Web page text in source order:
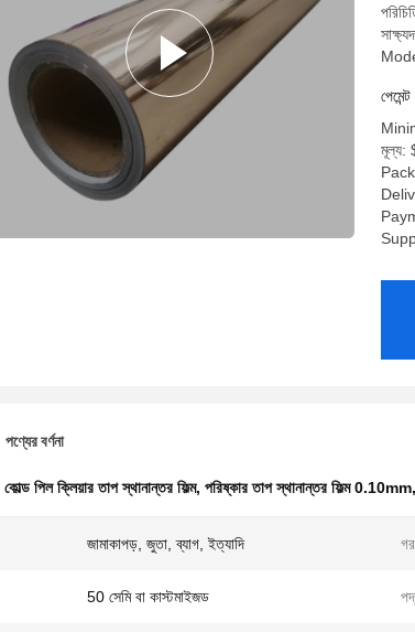
মূল্য:
পণ্যের বর্ণনা
কোল্ড পিল ক্লিয়ার তাপ স্থানান্তর ফিল্ম, পরিষ্কার তাপ স্থানান্তর ফিল্ম 0.10mm,
জামাকাপড়, জুতা, ব্যাগ, ইত্যাদি
50 সেমি বা কাস্টমাইজড